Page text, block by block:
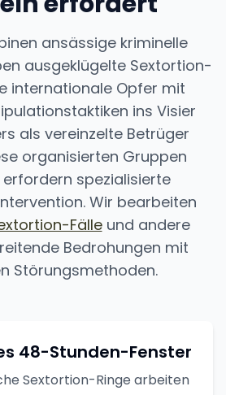
ansässige kriminelle
ausgeklügelte Sextortion-
internationale Opfer mit
ins Visier
als vereinzelte Betrüger
organisierten Gruppen
spezialisierte
Wir bearbeiten
Fälleund andere
Bedrohungen mit
Störungsmethoden.
48-Stunden-Fenster
Sextortion-Ringe arbeiten